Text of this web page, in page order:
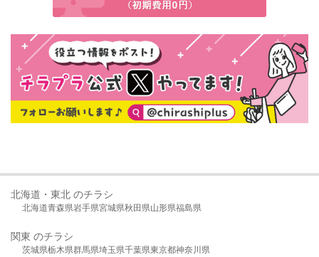
北海道・東北 のチラシ
北海道青森県岩手県宮城県秋田県山形県福島県
関東 のチラシ
茨城県栃木県群馬県埼玉県千葉県東京都神奈川県